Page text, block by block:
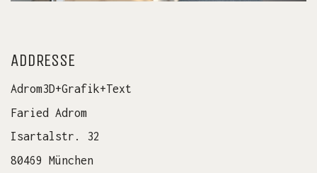
ADDRESSE
Adrom3D+Grafik+Text
Faried Adrom
Isartalstr. 32
80469 München